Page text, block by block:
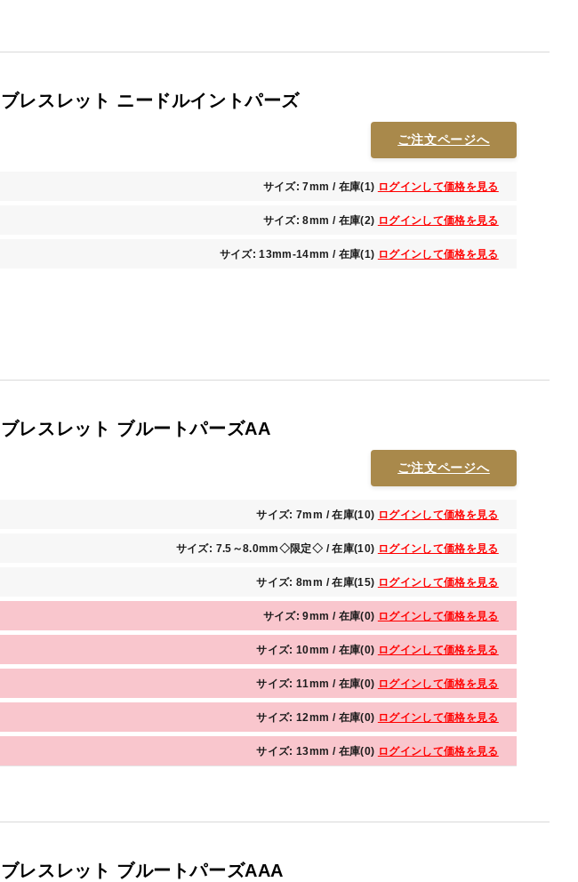
ブレスレット ニードルイントパーズ
ご注文ページへ
サイズ: 7mm / 在庫(1) ログインして価格を見る
サイズ: 8mm / 在庫(2) ログインして価格を見る
サイズ: 13mm-14mm / 在庫(1) ログインして価格を見る
ブレスレット ブルートパーズAA
ご注文ページへ
サイズ: 7mm / 在庫(10) ログインして価格を見る
サイズ: 7.5～8.0mm◇限定◇ / 在庫(10) ログインして価格を見る
サイズ: 8mm / 在庫(15) ログインして価格を見る
サイズ: 9mm / 在庫(0) ログインして価格を見る
サイズ: 10mm / 在庫(0) ログインして価格を見る
サイズ: 11mm / 在庫(0) ログインして価格を見る
サイズ: 12mm / 在庫(0) ログインして価格を見る
サイズ: 13mm / 在庫(0) ログインして価格を見る
ブレスレット ブルートパーズAAA